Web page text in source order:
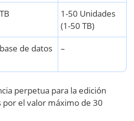
1-50 Unidades
(1-50 TB)
de datos –
perpetua para la edición
por el valor máximo de 30